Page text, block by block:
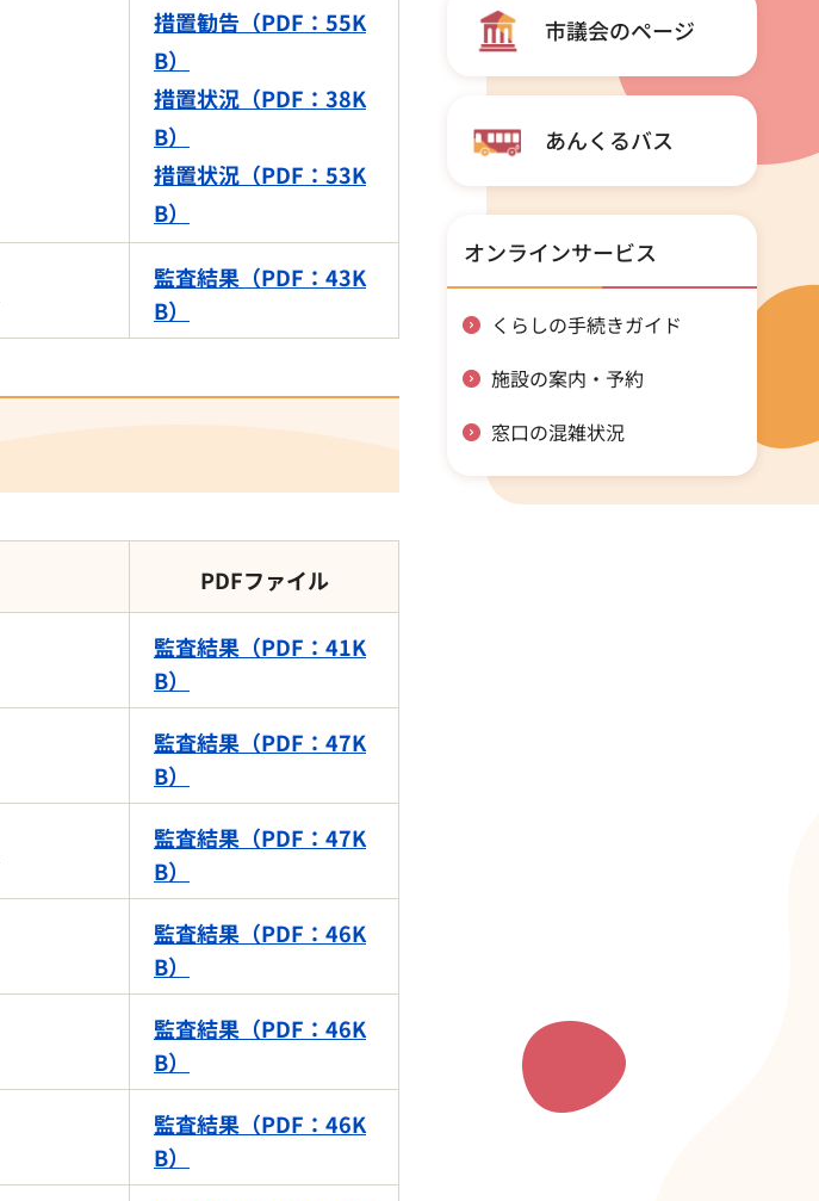
措置勧告（PDF：55K
B）
措置状況（PDF：38K
B）
措置状況（PDF：53K
B）
監査結果（PDF：43K
B）
PDFファイル
監査結果（PDF：41K
B）
監査結果（PDF：47K
B）
監査結果（PDF：47K
B）
監査結果（PDF：46K
B）
監査結果（PDF：46K
B）
監査結果（PDF：46K
B）
市議会のページ
あんくるバス
オンラインサービス
くらしの手続きガイド
施設の案内・予約
窓口の混雑状況